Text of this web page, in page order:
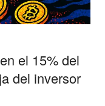
el 15% del
del inversor